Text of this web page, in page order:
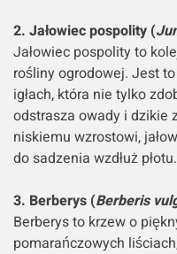
2. Jałowiec pospolity (
Jałowiec pospolity to
rośliny ogrodowej. Jest
igłach, która nie tylko
odstrasza owady i dzikie
niskiemu wzrostowi,
do sadzenia wzdłuż płotu.
3. Berberys (Berberis
Berberys to krzew o
pomarańczowych